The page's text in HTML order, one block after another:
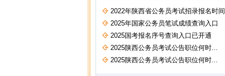
2022年陕西省公务员考试招录报名时间
2025年国家公务员笔试成绩查询入口
2025国考报名序号查询入口已开通
2025陕西公务员考试公告职位何时...
2025陕西公务员考试公告职位何时...